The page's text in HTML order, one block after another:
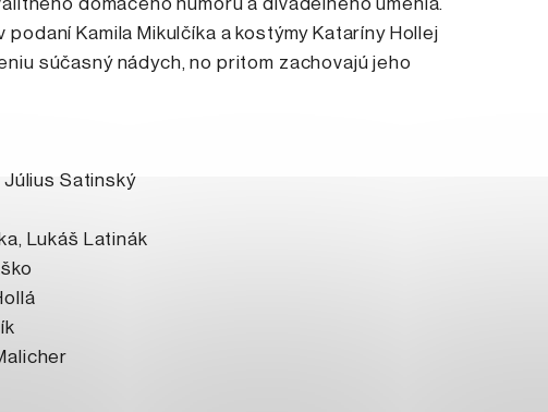
podaní Kamila Mikulčíka a kostýmy Kataríny Hollej
súčasný nádych, no pritom zachovajú jeho
Július Satinský
Lukáš Latinák